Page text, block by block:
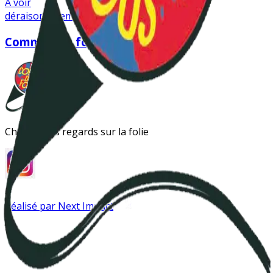
Instagram
déraison foliemathilde marès
Comme des fous
Changer les regards sur la folie
Réalisé par Next Impact